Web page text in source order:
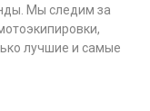
Мы следим за
лучшие и самые